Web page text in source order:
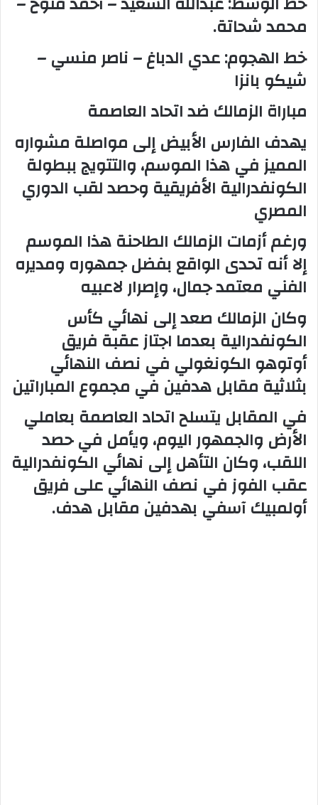
محمد شحاتة.
خط الهجوم: عدي الدباغ – ناصر منسي –
شيكو بانزا
مباراة الزمالك ضد اتحاد العاصمة
يهدف الفارس الأبيض إلى مواصلة مشواره
المميز في هذا الموسم، والتتويج ببطولة
الكونفدرالية الأفريقية وحصد لقب الدوري
المصري
ورغم أزمات الزمالك الطاحنة هذا الموسم
إلا أنه تحدى الواقع بفضل جمهوره ومديره
الفني معتمد جمال، وإصرار لاعبيه
وكان الزمالك صعد إلى نهائي كأس
الكونفدرالية بعدما اجتاز عقبة فريق
أوتوهو الكونغولي في نصف النهائي
بثلاثية مقابل هدفين في مجموع المباراتين
في المقابل يتسلح اتحاد العاصمة بعاملي
الأرض والجمهور اليوم، ويأمل في حصد
اللقب، وكان التأهل إلى نهائي الكونفدرالية
عقب الفوز في نصف النهائي على فريق
أولمبيك آسفي بهدفين مقابل هدف.